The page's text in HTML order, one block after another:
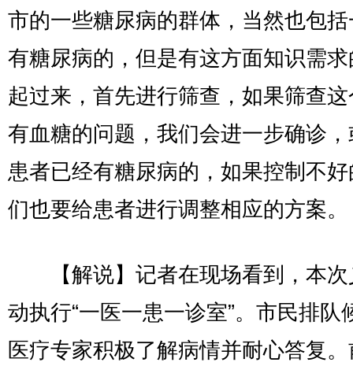
市的一些糖尿病的群体，当然也包
有糖尿病的，但是有这方面知识需
起过来，首先进行筛查，如果筛查
有血糖的问题，我们会进一步确诊
患者已经有糖尿病的，如果控制不
们也要给患者进行调整相应的方案。
【解说】记者在现场看到，本次
动执行“一医一患一诊室”。市民排队
医疗专家积极了解病情并耐心答复